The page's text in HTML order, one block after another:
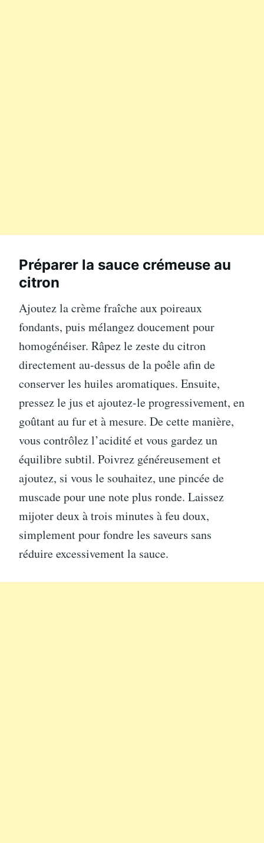
Préparer la sauce crémeuse au
citron
Ajoutez la crème fraîche aux poireaux
fondants, puis mélangez doucement pour
homogénéiser. Râpez le zeste du citron
directement au-dessus de la poêle afin de
conserver les huiles aromatiques. Ensuite,
pressez le jus et ajoutez-le progressivement, en
goûtant au fur et à mesure. De cette manière,
vous contrôlez l’acidité et vous gardez un
équilibre subtil. Poivrez généreusement et
ajoutez, si vous le souhaitez, une pincée de
muscade pour une note plus ronde. Laissez
mijoter deux à trois minutes à feu doux,
simplement pour fondre les saveurs sans
réduire excessivement la sauce.